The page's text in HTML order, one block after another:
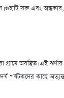
সরু এবং অন্ধকার,
গ্রামে অবস্থিত। এই
পর্যটকদের কাছে